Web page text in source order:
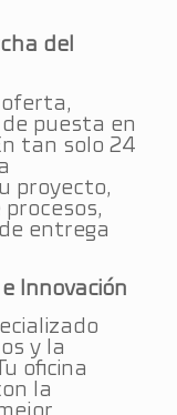
del
puesta en
tan solo 24
proyecto,
entrega
Innovación
y la
oficina
la